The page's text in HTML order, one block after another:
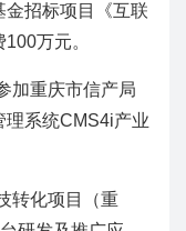
金招标项目《互联
万元。
加重庆市信产局
理系统CMS4i产业
转化项目（重